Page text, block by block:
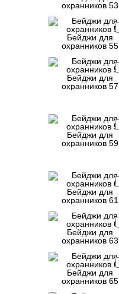
охранников 53
Бейджи для
охранников 55
Бейджи для
охранников 57
Бейджи для
охранников 59
Бейджи для
охранников 61
Бейджи для
охранников 63
Бейджи для
охранников 65